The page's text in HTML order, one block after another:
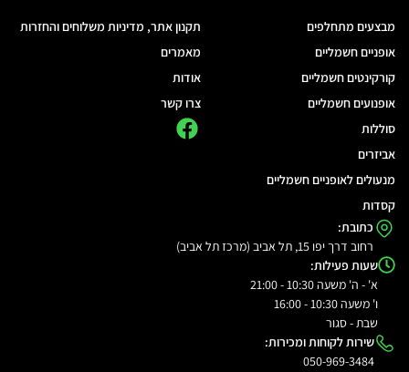
מבצעים מתחלפים
אופניים חשמליים
קורקינטים חשמליים
אופנועים חשמליים
סוללות
אביזרים
מנעולים לאופניים חשמליים
קסדות
תקנון אתר, מדיניות משלוחים והחזרות
מאמרים
אודות
צרו קשר
כתובת:
רחוב דרך יפו 15, תל אביב (מרכז תל אביב)
שעות פעילות:
א' - ה' משעה 10:30 - 21:00
ו' משעה 10:30 - 16:00
שבת - סגור
שירות לקוחות ומכירות:
050-969-3484